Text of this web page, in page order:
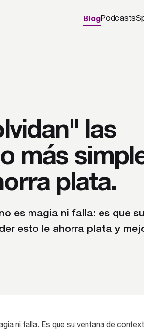
BlogPodcasts
las
más
plata.
es magia ni falla: es que su
esto le ahorra plata y
ni falla. Es que su ventana de